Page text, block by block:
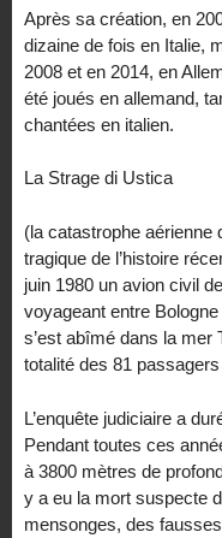
Après sa création, en
dizaine de fois en Italie,
2008 et en 2014, en
été joués en allemand,
chantées en italien.
La Strage di Ustica
(la catastrophe
tragique de l’histoire
juin 1980 un avion civil
voyageant entre
s’est abîmé dans la mer
totalité des 81
L’enquête judiciaire a
Pendant toutes ces
à 3800 mètres de
y a eu la mort suspecte
mensonges, des